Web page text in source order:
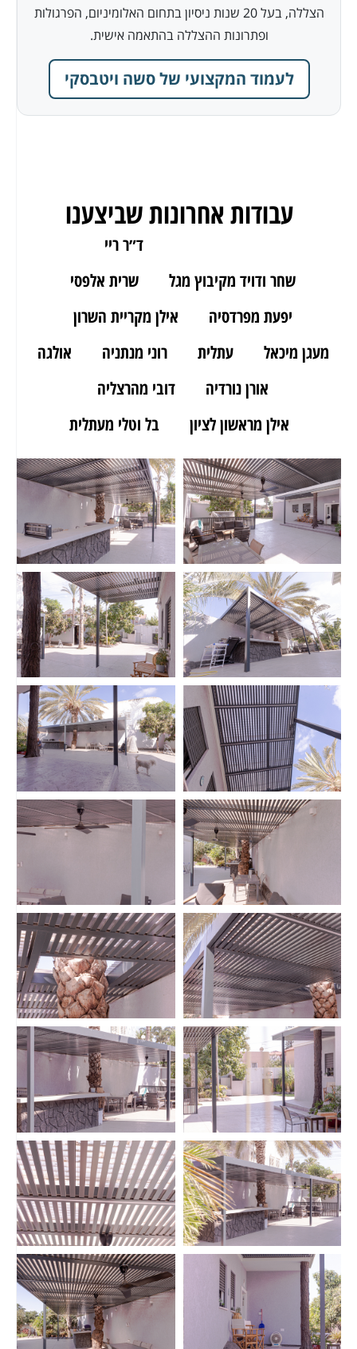
הצללה, בעל 20 שנות ניסיון בתחום האלומיניום, הפרגולות
ופתרונות ההצללה בהתאמה אישית.
לעמוד המקצועי של סשה ויטבסקי
עבודות אחרונות שביצענו
ד״ר ריי
שחר ודויד מקיבוץ מגל
שרית אלפסי
יפעת מפרדסיה
אילן מקריית השרון
מעגן מיכאל
עתלית רוני מנתניה
אולגה
אורן נורדיה
דובי מהרצליה
אילן מראשון לציון
בל וטלי מעתלית